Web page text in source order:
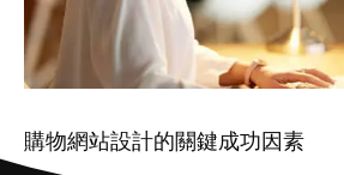
購物網站設計的關鍵成功因素